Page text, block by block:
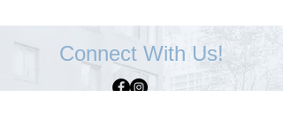
Connect With Us!